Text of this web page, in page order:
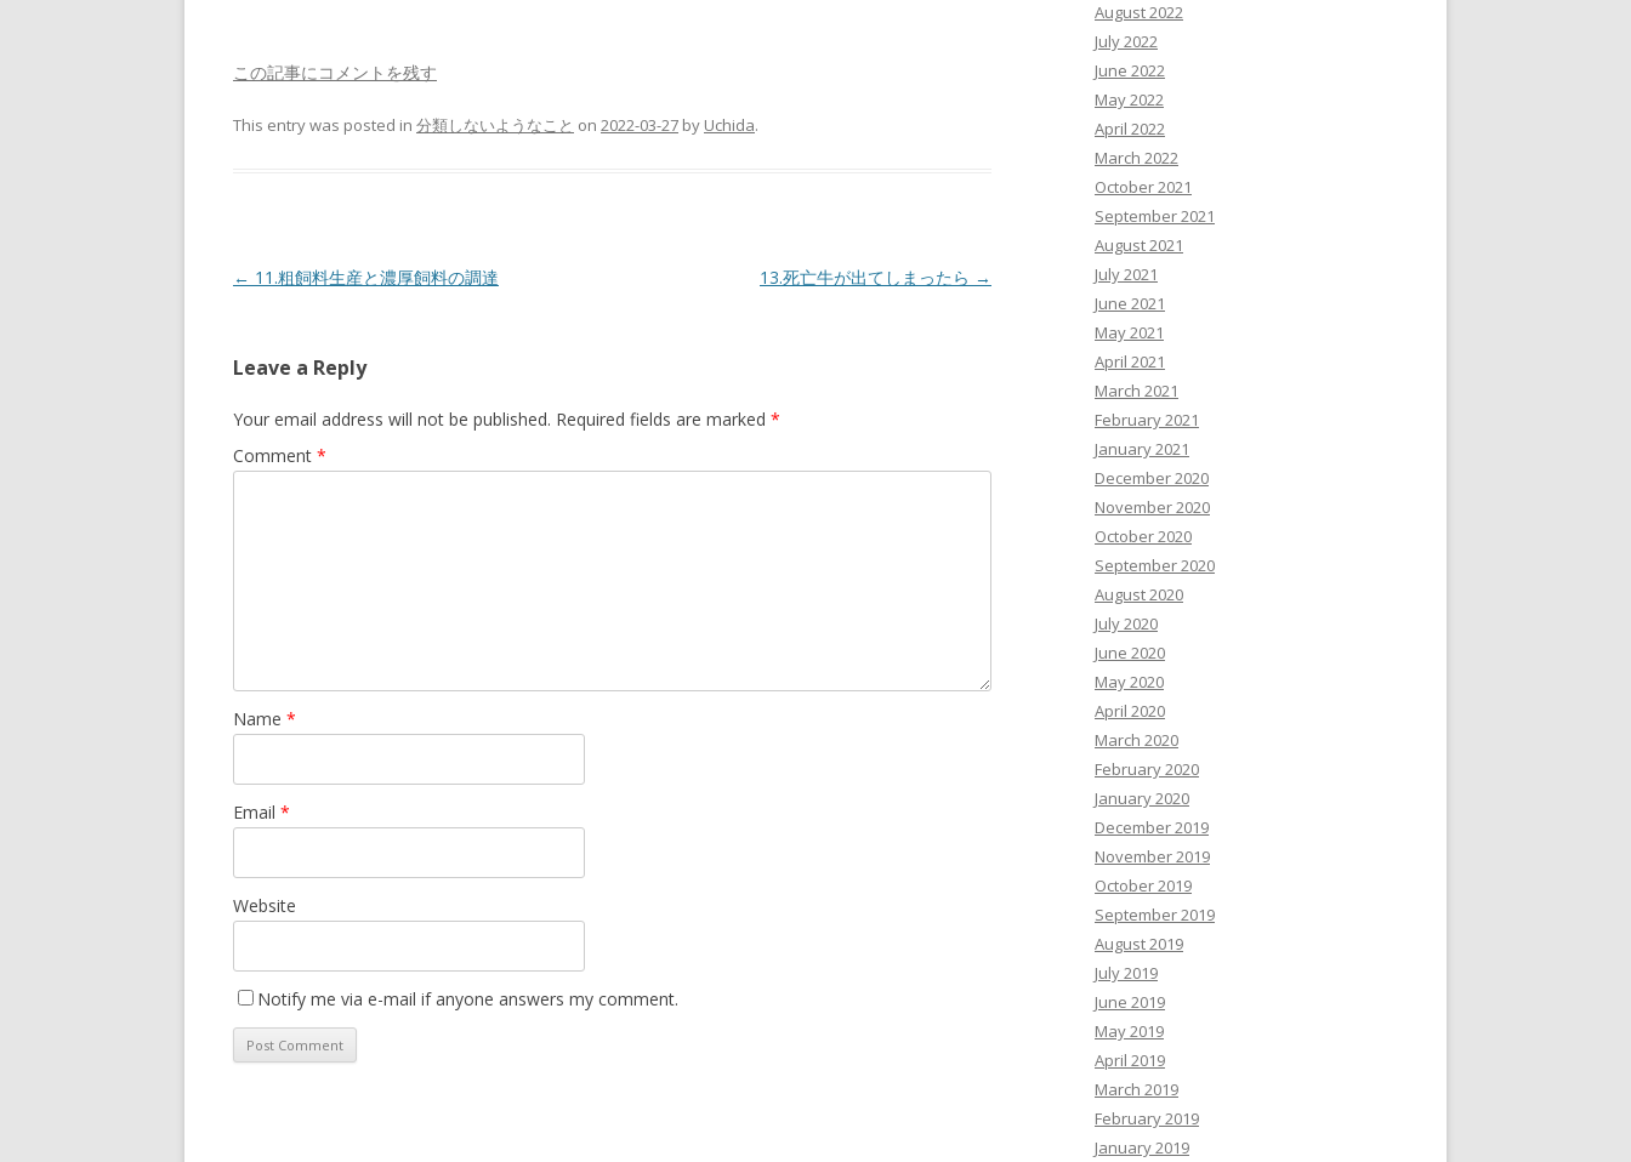
この記事にコメントを残す
This entry was posted in 分類しないようなこと on 2022-03-27 by Uchida.
Post
← 11.粗飼料生産と濃厚飼料の調達 13.死亡牛が出てしまったら →
Leave a Reply
Your email address will not be published. Required fields are marked *
Comment *
Name *
Email *
Website
Notify me via e-mail if anyone answers my comment.
August 2022
July 2022
June 2022
May 2022
April 2022
March 2022
October 2021
September 2021
August 2021
July 2021
June 2021
May 2021
April 2021
March 2021
February 2021
January 2021
December 2020
November 2020
October 2020
September 2020
August 2020
July 2020
June 2020
May 2020
April 2020
March 2020
February 2020
January 2020
December 2019
November 2019
October 2019
September 2019
August 2019
July 2019
June 2019
May 2019
April 2019
March 2019
February 2019
January 2019